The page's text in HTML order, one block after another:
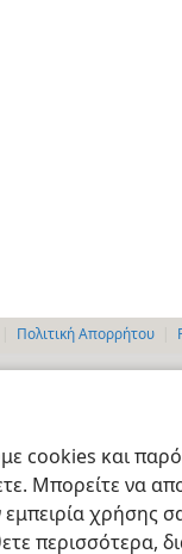
και
Μπορείτε να
χρήσης
περισσότερα,
Πολιτική Απορρήτου